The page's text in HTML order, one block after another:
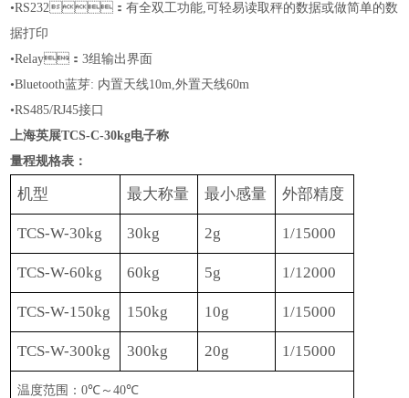
•RS232：有全双工功能,可轻易读取秤的数据或做简单的数
据打印
•Relay：3组输出界面
•Bluetooth蓝芽: 内置天线10m,外置天线60m
•RS485/RJ45接口
上海英展TCS-C-30kg电子称
量程规格表：
机型 最大称量 最小感量 外部精度
TCS-W-30kg 30kg 2g 1/15000
TCS-W-60kg 60kg 5g 1/12000
TCS-W-150kg 150kg 10g 1/15000
TCS-W-300kg 300kg 20g 1/15000
温度范围：0℃ ～40℃